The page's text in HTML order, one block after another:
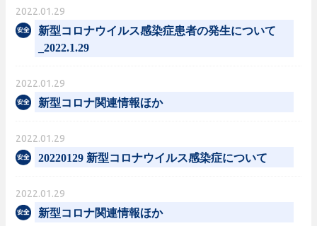
2022.01.29
新型コロナウイルス感染症患者の発生について
_2022.1.29
2022.01.29
新型コロナ関連情報ほか
2022.01.29
20220129 新型コロナウイルス感染症について
2022.01.29
新型コロナ関連情報ほか